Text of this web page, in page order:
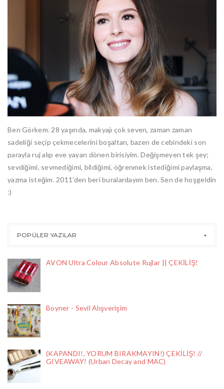
Ben Görkem. 28 yaşında, makyajı çok seven, zaman zaman
sadeliği seçip çekmecelerini boşaltan, bazen de cebindeki son
parayla ruj alıp eve yayan dönen birisiyim. Değişmeyen tek şey;
sevdiğimi, sevmediğimi, bildiğimi, öğrenmek istediğimi paylaşma,
yazma isteğim. 2011'den beri buralardayım ben. Sen de hoşgeldin
:)
POPÜLER YAZILAR
AVON Ultra Colour Absolute Rujlar || ÇEKİLİŞ!
Boyner - Sevil Alışverişim
(KAPANDI!, YORUM BIRAKMAYIN!) ÇEKİLİŞ! //
GIVEAWAY! (Urban Decay and MAC)